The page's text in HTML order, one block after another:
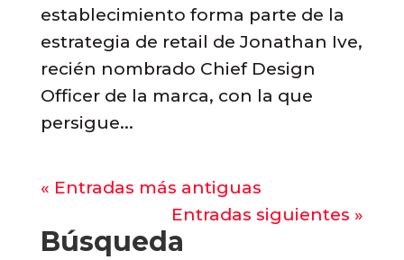
establecimiento forma parte de la
estrategia de retail de Jonathan Ive,
recién nombrado Chief Design
Officer de la marca, con la que
persigue...
« Entradas más antiguas
Entradas siguientes »
Búsqueda